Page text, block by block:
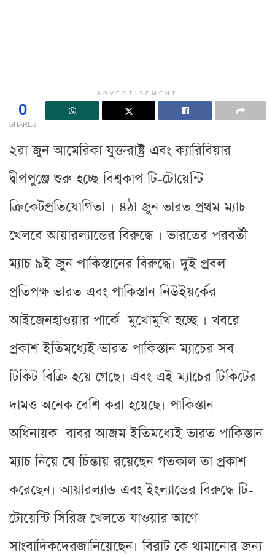
ADVERTISEMENT
0
SHARES
২রা জুন আমেরিকা যুক্তরাষ্ট্র এবং ক্যারিবিয়ার
দ্বীপপুঞ্জে শুরু হচ্ছে বিশ্বকাপ টি-টোয়েন্টি
ক্রিকেটপ্রতিযোগিতা । ৪ঠা জুন ভারত প্রথম ম্যাচ
খেলবে আয়ারল্যান্ডের বিরুদ্ধে । ভারতের পরবর্তী
ম্যাচ ৯ই জুন পাকিস্তানের বিরুদ্ধে। দুই প্রবল
প্রতিপক্ষ ভারত এবং পাকিস্তান নিউইয়র্কের
আইজেনহাওয়ার পার্কে মুখোমুখি হচ্ছে । খবরে
প্রকাশ ইতিমধ্যেই ভারত পাকিস্তান ম্যাচের সব
টিকিট বিক্রি হয়ে গেছে। এবং এই ম্যাচের টিকিটের
দামও অনেক বেশি করা হয়েছে। পাকিস্তান
অধিনায়ক বাবর আজম ইতিমধ্যেই ভারত পাকিস্তান
ম্যাচ নিয়ে যে চিন্তায় রয়েছেন গতকাল তা প্রকাশ
করেছেন। আয়ারল্যান্ড এবং ইংল্যান্ডের বিরুদ্ধে টি-
টোয়েন্টি সিরিজ খেলতে যাওয়ার আগে
সাংবাদিকদেরজানিয়েছেন। বিরাট কে থামানোর জন্য